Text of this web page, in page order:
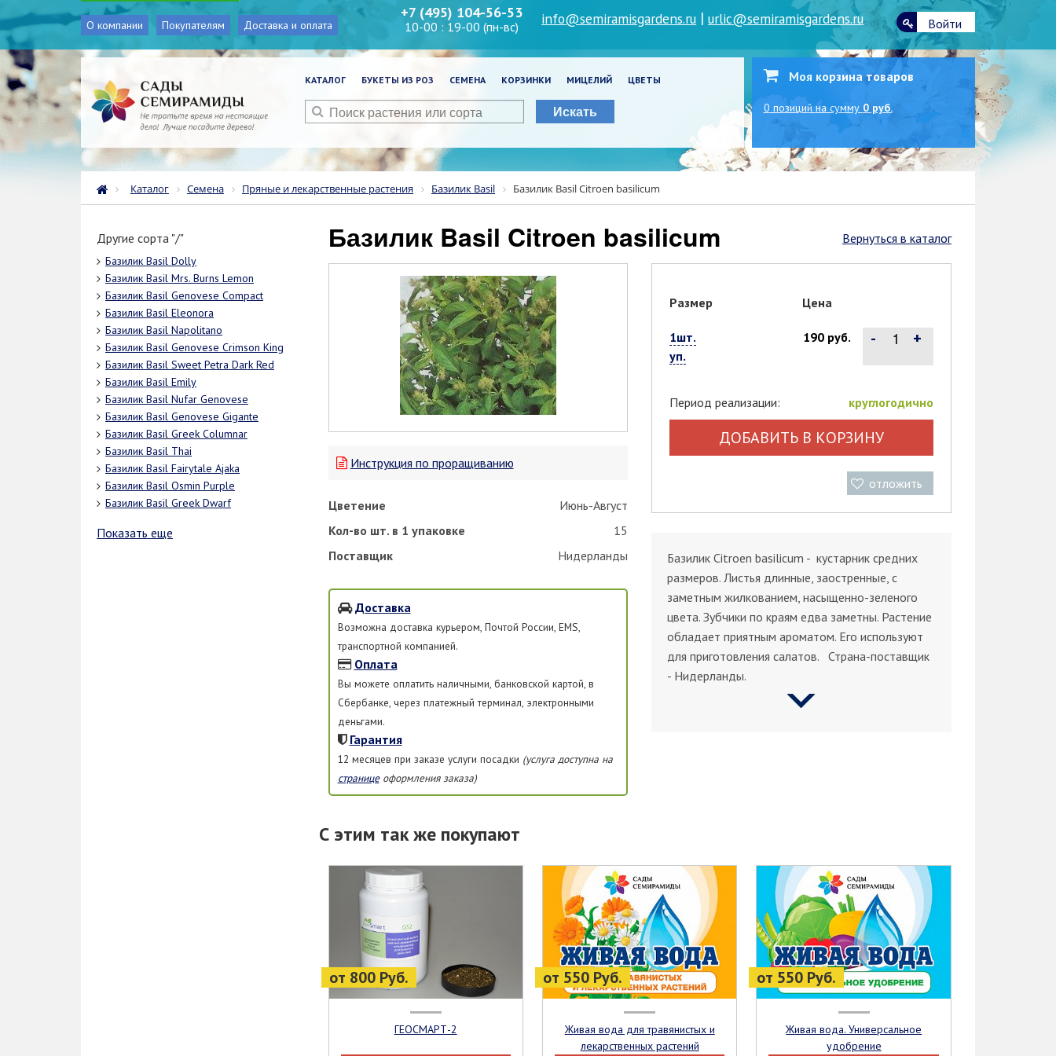
О компании Покупателям Доставка и оплата
+7 (495) 104-56-53
10-00 : 19-00 (пн-вс) info@semiramisgardens.ru |urlic@semiramisgardens.ru Войти
КАТАЛОГ БУКЕТЫ ИЗ РОЗ СЕМЕНА КОРЗИНКИ МИЦЕЛИЙ ЦВЕТЫ
Искать
Моя корзина товаров
0 позиций на сумму 0 руб.
Каталог Семена Пряные и лекарственные растения Базилик Basil Базилик Basil Citroen basilicum
Другие сорта "/"
Базилик Basil Dolly
Базилик Basil Mrs. Burns Lemon
Базилик Basil Genovese Compact
Базилик Basil Eleonora
Базилик Basil Napolitano
Базилик Basil Genovese Crimson King
Базилик Basil Sweet Petra Dark Red
Базилик Basil Emily
Базилик Basil Nufar Genovese
Базилик Basil Genovese Gigante
Базилик Basil Greek Columnar
Базилик Basil Thai
Базилик Basil Fairytale Ajaka
Базилик Basil Osmin Purple
Базилик Basil Greek Dwarf
Показать еще
Вернуться в каталог
Базилик Basil Citroen basilicum
Инструкция по проращиванию
Цветение
Июнь-Август
Кол-во шт. в 1 упаковке
15
Поставщик
Нидерланды
Доставка
Возможна доставка курьером, Почтой России, EMS,
транспортной компанией.
Оплата
Вы можете оплатить наличными, банковской картой, в
Сбербанке, через платежный терминал, электронными
деньгами.
Гарантия
12 месяцев при заказе услуги посадки (услуга доступна на
страницеоформления заказа)
Размер Цена
1шт.
уп.
190 руб. - +
Период реализации: круглогодично
ДОБАВИТЬ В КОРЗИНУ
отложить
Базилик Citroen basilicum - кустарник средних
размеров. Листья длинные, заостренные, с
заметным жилкованием, насыщенно-зеленого
цвета. Зубчики по краям едва заметны. Растение
обладает приятным ароматом. Его используют
для приготовления салатов. Страна-поставщик
- Нидерланды.
С этим так же покупают
от 800 Руб.
ГЕОСМАРТ-2
от 550 Руб.
Живая вода для травянистых и
лекарственных растений
от 550 Руб.
Живая вода. Универсальное
удобрение